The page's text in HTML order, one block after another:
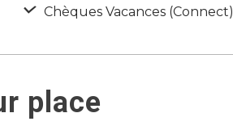
Chèques Vacances (Connect)
place